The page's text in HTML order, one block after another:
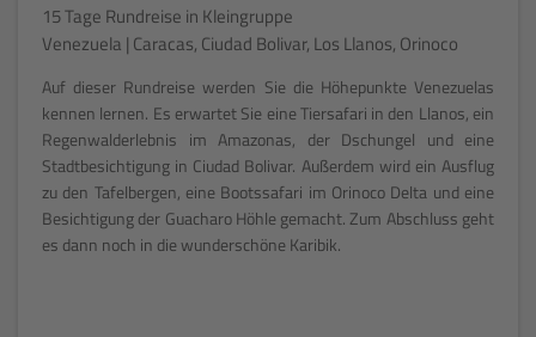
15 Tage Rundreise in Kleingruppe
Venezuela | Caracas, Ciudad Bolivar, Los Llanos, Orinoco
Auf dieser Rundreise werden Sie die Höhepunkte Venezuelas
kennen lernen. Es erwartet Sie eine Tiersafari in den Llanos, ein
Regenwalderlebnis im Amazonas, der Dschungel und eine
Stadtbesichtigung in Ciudad Bolivar. Außerdem wird ein Ausflug
zu den Tafelbergen, eine Bootssafari im Orinoco Delta und eine
Besichtigung der Guacharo Höhle gemacht. Zum Abschluss geht
es dann noch in die wunderschöne Karibik.